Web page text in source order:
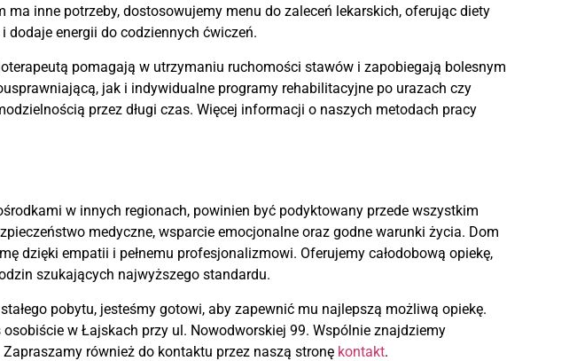
inne potrzeby, dostosowujemy menu do zaleceń lekarskich, oferując diety
dodaje energii do codziennych ćwiczeń.
pomagają w utrzymaniu ruchomości stawów i zapobiegają bolesnym
jak i indywidualne programy rehabilitacyjne po urazach czy
przez długi czas. Więcej informacji o naszych metodach pracy
w innych regionach, powinien być podyktowany przede wszystkim
medyczne, wsparcie emocjonalne oraz godne warunki życia. Dom
dzięki empatii i pełnemu profesjonalizmowi. Oferujemy całodobową opiekę,
szukających najwyższego standardu.
pobytu, jesteśmy gotowi, aby zapewnić mu najlepszą możliwą opiekę.
w Łajskach przy ul. Nowodworskiej 99. Wspólnie znajdziemy
również do kontaktu przez naszą stronę kontakt.